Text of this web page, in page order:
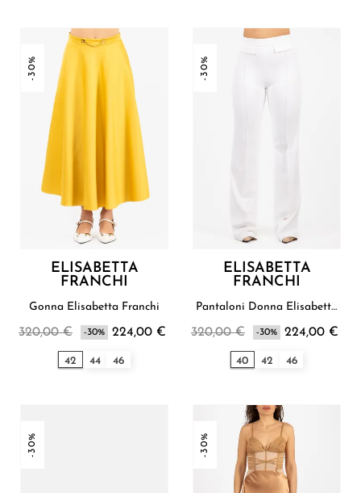
-30%
ELISABETTA
FRANCHI
Gonna Elisabetta Franchi
320,00 € -30% 224,00 €
42 44 46
-30%
ELISABETTA
FRANCHI
Pantaloni Donna Elisabetta
320,00 € -30% 224,00 €
40 42 46
-30% -30%